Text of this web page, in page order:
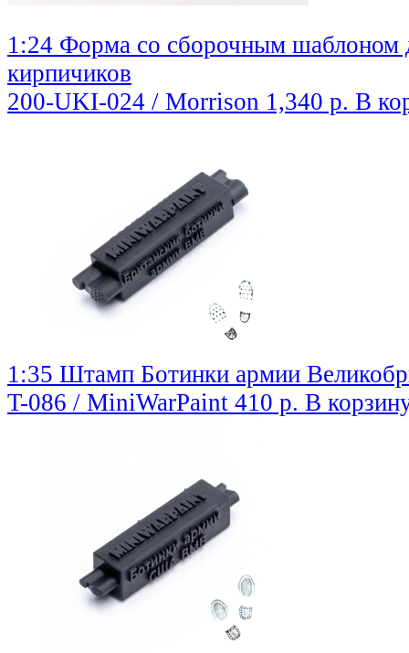
1:24 Форма со сборочным шаблоном
кирпичиков
200-UKI-024 / Morrison 1,340 р. В
1:35 Штамп Ботинки армии
T-086 / MiniWarPaint 410 р. В